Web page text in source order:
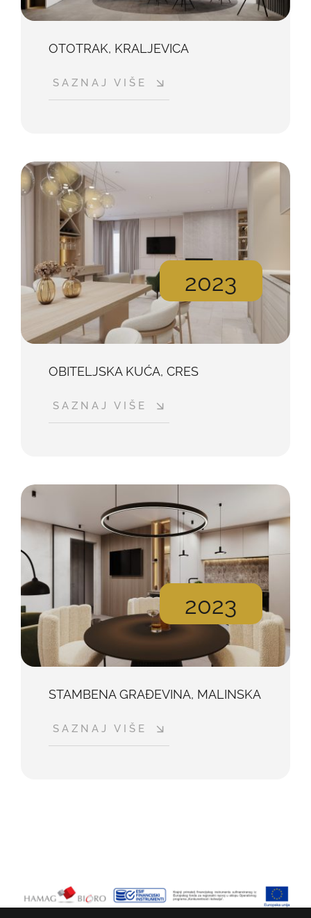
OTOTRAK, KRALJEVICA
SAZNAJ VIŠE
2023
OBITELJSKA KUĆA, CRES
SAZNAJ VIŠE
2023
STAMBENA GRAĐEVINA, MALINSKA
SAZNAJ VIŠE